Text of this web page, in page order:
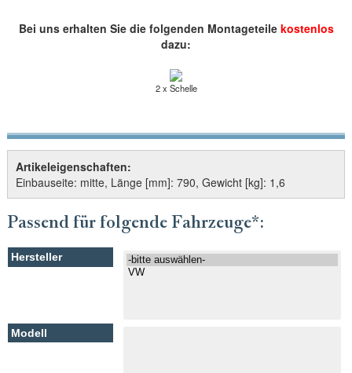
Bei uns erhalten Sie die folgenden Montageteile kostenlos
dazu:
2 x Schelle
Artikeleigenschaften:
Einbauseite: mitte, Länge [mm]: 790, Gewicht [kg]: 1,6
Passend für folgende Fahrzeuge*: